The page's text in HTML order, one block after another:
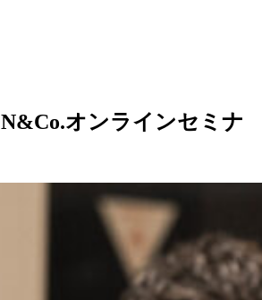
オンラインセミナ